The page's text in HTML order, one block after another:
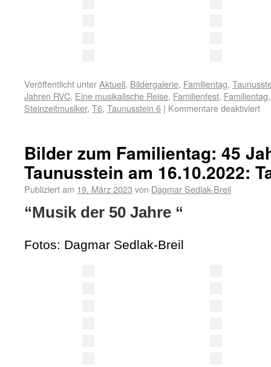
Veröffentlicht unterAktuell, Bildergalerie, Familientag,
Jahren RVC, Eine musikalische Reise, Familienfest, Familientag
Steinzeitmusiker, T6, Taunusstein 6 | Kommentare deaktiviert
Bilder zum Familientag: 45
Taunusstein am 16.10.2022:
Publiziert am 19. März 2023 von Dagmar Sedlak-Breil
“Musik der 50 Jahre “
Fotos: Dagmar Sedlak-Breil